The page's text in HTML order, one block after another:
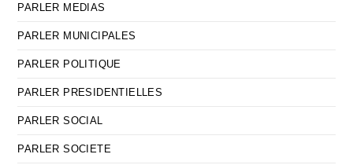
PARLER MEDIAS
PARLER MUNICIPALES
PARLER POLITIQUE
PARLER PRESIDENTIELLES
PARLER SOCIAL
PARLER SOCIETE